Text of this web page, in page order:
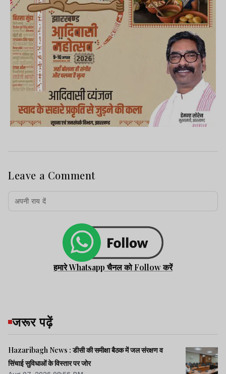
Leave a Comment
हमारे Whatsapp चैनल को Follow करें
जरूर पढ़ें
Hazaribagh News : डीसी की समीक्षा बैठक में जल संरक्षण व
सिंचाई सुविधाओं के विस्तार पर जोर